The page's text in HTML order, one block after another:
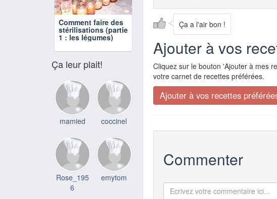
Ça a l'air bon !
Ajouter à vos
Cliquez sur le bouton 'Ajouter à mes
votre carnet de recettes préférées.
Commenter
Comment faire des
stérilisations (partie
1 : les légumes)
Ça leur plait!
mamied coccinel
Rose_195
6
emytom